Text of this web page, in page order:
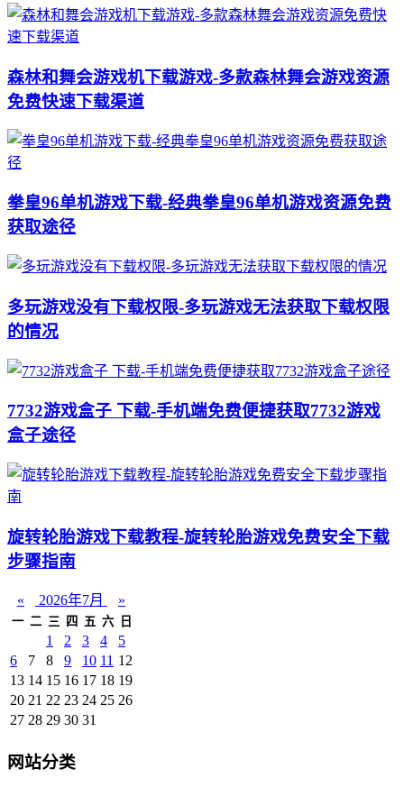
森林和舞会游戏机下载游戏-多款森林舞会游戏资源
免费快速下载渠道
拳皇96单机游戏下载-经典拳皇96单机游戏资源免费
获取途径
多玩游戏没有下载权限-多玩游戏无法获取下载权限
的情况
7732游戏盒子 下载-手机端免费便捷获取7732游戏
盒子途径
旋转轮胎游戏下载教程-旋转轮胎游戏免费安全下载
步骤指南
« 2026年7月 »
一 二 三 四 五 六 日
1 2 3 4
5
6
7 8 9 10 11 12
13 14 15 16 17 18 19
20 21 22 23 24 25 26
27 28 29 30 31
网站分类